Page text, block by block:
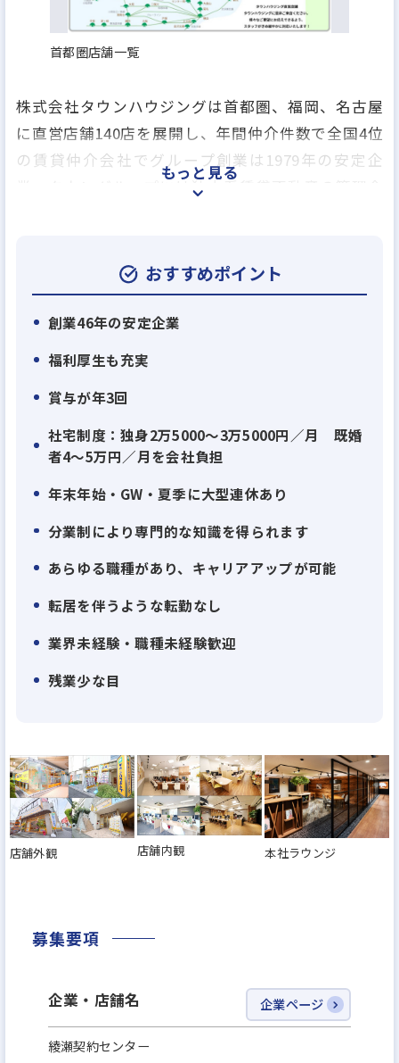
首都圏店舗一覧
株式会社タウンハウジングは首都圏、福岡、名古屋
に直営店舗140店を展開し、年間仲介件数で全国4位
の賃貸仲介会社でグループ創業は1979年の安定企
業、タウングループには独立系賃貸不動産の管理会
飲食事業を行う会社など、グループ全17社で総合生
活関連のあらゆるサービスを提供しております。
もっと見る
おすすめポイント
創業46年の安定企業
福利厚生も充実
賞与が年3回
社宅制度：独身2万5000～3万5000円／月 既婚
者4～5万円／月を会社負担
年末年始・GW・夏季に大型連休あり
分業制により専門的な知識を得られます
あらゆる職種があり、キャリアアップが可能
転居を伴うような転勤なし
業界未経験・職種未経験歓迎
残業少な目
店舗外観 店舗内観 本社ラウンジ
募集要項
企業・店舗名 企業ページ
綾瀬契約センター